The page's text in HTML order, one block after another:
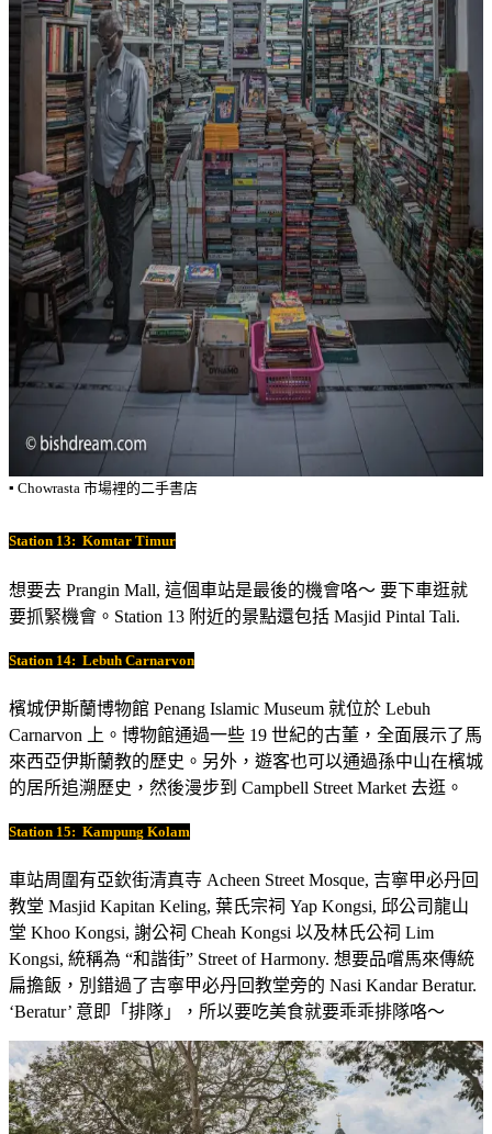
▪️ Chowrasta 市場裡的二手書店
Station 13: Komtar Timur
想要去 Prangin Mall, 這個車站是最後的機會咯～ 要下車逛就
要抓緊機會。Station 13 附近的景點還包括 Masjid Pintal Tali.
Station 14: Lebuh Carnarvon
檳城伊斯蘭博物館 Penang Islamic Museum 就位於 Lebuh
Carnarvon 上。博物館通過一些 19 世紀的古董，全面展示了馬
來西亞伊斯蘭教的歷史。另外，遊客也可以通過孫中山在檳城
的居所追溯歷史，然後漫步到 Campbell Street Market 去逛。
Station 15: Kampung Kolam
車站周圍有亞欽街清真寺 Acheen Street Mosque, 吉寧甲必丹回
教堂 Masjid Kapitan Keling, 葉氏宗祠 Yap Kongsi, 邱公司龍山
堂 Khoo Kongsi, 謝公祠 Cheah Kongsi 以及林氏公祠 Lim
Kongsi, 統稱為 “和諧街” Street of Harmony. 想要品嚐馬來傳統
扁擔飯，別錯過了吉寧甲必丹回教堂旁的 Nasi Kandar Beratur.
‘Beratur’ 意即「排隊」，所以要吃美食就要乖乖排隊咯～